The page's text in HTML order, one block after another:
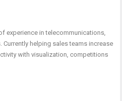
experience in telecommunications,
Currently helping sales teams increase
with visualization, competitions